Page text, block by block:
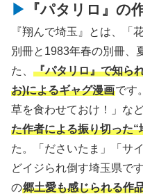
『パタリロ』の
『翔んで埼玉』とは、「
別冊と1983年春の別冊、
た、 『パタリロ』で知ら
お)によるギャグ漫画です
草を食わせておけ！」な
た作者による振り切った“
た。「ださいたま」「サ
どイジられ倒す埼玉県で
の郷土愛も感じられる作